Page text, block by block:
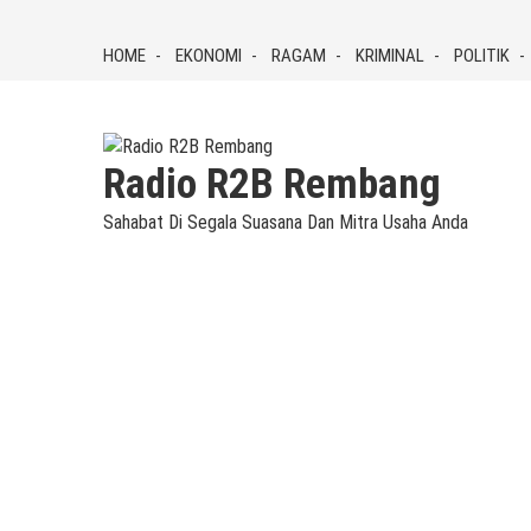
HOME EKONOMI RAGAM KRIMINAL POLITIK
Radio R2B Rembang
Sahabat Di Segala Suasana Dan Mitra Usaha Anda